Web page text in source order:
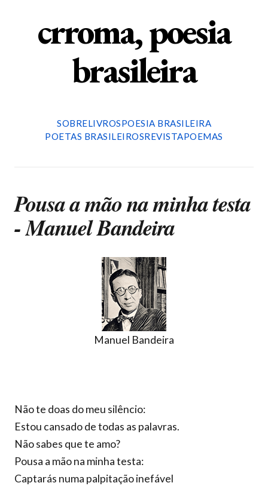
crroma, poesia
brasileira
SOBRELIVROSPOESIA BRASILEIRA
POETAS BRASILEIROSREVISTAPOEMAS
Pousa a mão na minha testa
- Manuel Bandeira
Manuel Bandeira
Não te doas do meu silêncio:
Estou cansado de todas as palavras.
Não sabes que te amo?
Pousa a mão na minha testa:
Captarás numa palpitação inefável